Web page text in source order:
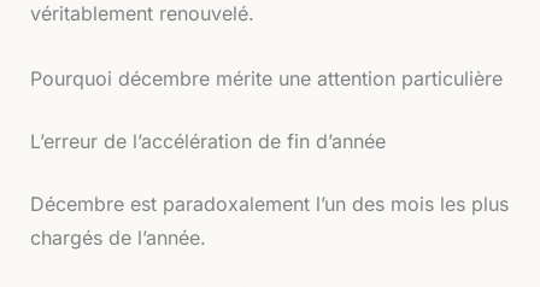
véritablement renouvelé.
Pourquoi décembre mérite une attention particulière
L’erreur de l’accélération de fin d’année
Décembre est paradoxalement l’un des mois les plus
chargés de l’année.